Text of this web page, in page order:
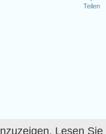
Lesen Sie
Teilen